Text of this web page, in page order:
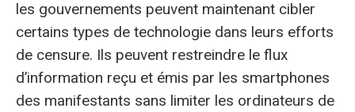
les gouvernements peuvent maintenant cibler
certains types de technologie dans leurs efforts
de censure. Ils peuvent restreindre le flux
d’information reçu et émis par les smartphones
des manifestants sans limiter les ordinateurs de